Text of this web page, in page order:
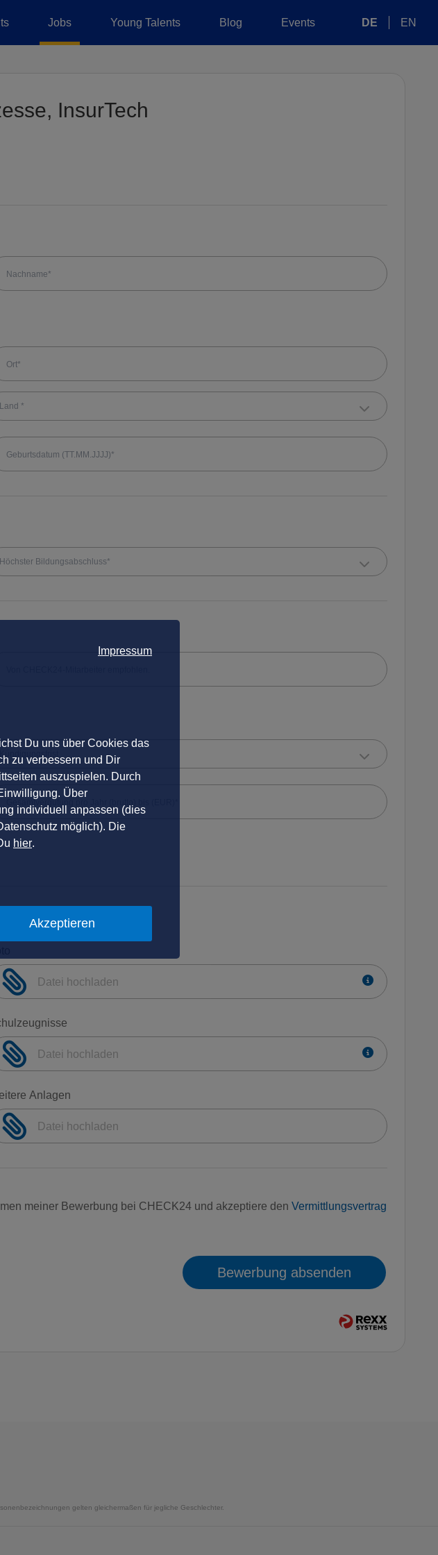
Jobs Young Talents Blog Events DE EN
InsurTech
Land *
Höchster Bildungsabschluss*
Kündigungsfrist
Datei hochladen
Datei hochladen
Anlagen
Datei hochladen
meiner Bewerbung bei CHECK24 und akzeptiere den Vermittlungsvertrag
Bewerbung absenden
gelten gleichermaßen für jegliche Geschlechter.
Impressum
Du uns über Cookies das
zu verbessern und Dir
auszuspielen. Durch
Über
individuell anpassen (dies
möglich). Die
hier.
Akzeptieren